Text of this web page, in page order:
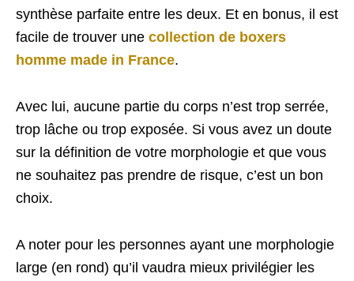
synthèse parfaite entre les deux. Et en bonus, il est
facile de trouver une collection de boxers
homme made in France.
Avec lui, aucune partie du corps n’est trop serrée,
trop lâche ou trop exposée. Si vous avez un doute
sur la définition de votre morphologie et que vous
ne souhaitez pas prendre de risque, c’est un bon
choix.
A noter pour les personnes ayant une morphologie
large (en rond) qu’il vaudra mieux privilégier les